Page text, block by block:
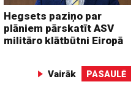
Hegsets paziņo par
plāniem pārskatīt ASV
militāro klātbūtni Eiropā
Vairāk PASAULĒ